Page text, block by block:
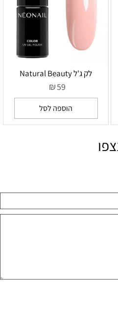
לק ג'ל Natural Beauty
₪59
הוספה לסל